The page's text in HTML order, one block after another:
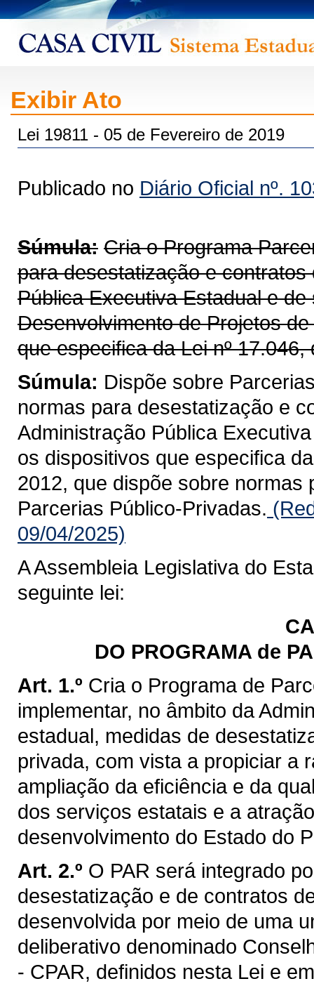
Exibir Ato
Lei 19811 - 05 de Fevereiro de 2019
Publicado no Diário Oficial nº.
Súmula: Cria o Programa
para desestatização e
Pública Executiva Estadual e
Desenvolvimento de Projetos
que especifica da Lei nº
Súmula: Dispõe sobre
normas para desestatização e
Administração Pública
os dispositivos que especifica
2012, que dispõe sobre
Parcerias Público-Privadas.
09/04/2025)
A Assembleia Legislativa do
seguinte lei:
DO PROGRAMA de
Art. 1.º Cria o Programa de
implementar, no âmbito da
estadual, medidas de
privada, com vista a propiciar a
ampliação da eficiência e da
dos serviços estatais e a
desenvolvimento do Estado do
Art. 2.º O PAR será integrado
desestatização e de contratos
desenvolvida por meio de uma
deliberativo denominado
- CPAR, definidos nesta Lei e